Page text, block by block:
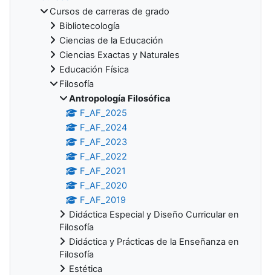
Cursos de carreras de grado
Bibliotecología
Ciencias de la Educación
Ciencias Exactas y Naturales
Educación Física
Filosofía
Antropología Filosófica
F_AF_2025
F_AF_2024
F_AF_2023
F_AF_2022
F_AF_2021
F_AF_2020
F_AF_2019
Didáctica Especial y Diseño Curricular en
Filosofía
Didáctica y Prácticas de la Enseñanza en
Filosofía
Estética